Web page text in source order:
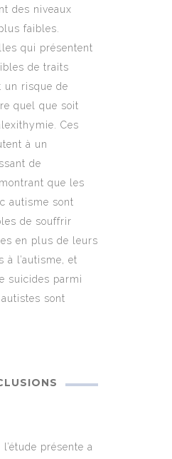
des niveaux
faibles.
qui présentent
de traits
un risque de
quel que soit
Ces
à un
de
que les
autisme sont
de souffrir
en plus de leurs
à l’autisme, et
suicides parmi
sont
présente a